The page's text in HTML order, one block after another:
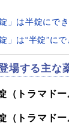
」は半錠にで
」は“半錠”に
場する主な
（トラマドー
（トラマドー